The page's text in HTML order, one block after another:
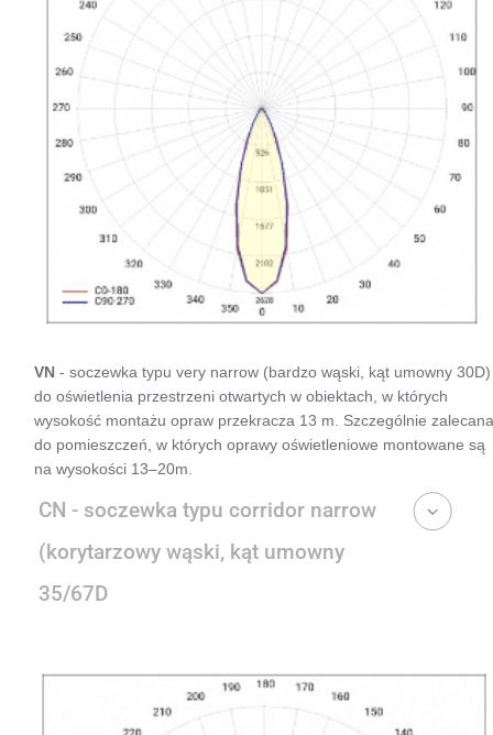
VN - soczewka typu very narrow (bardzo wąski, kąt umowny 30D)
do oświetlenia przestrzeni otwartych w obiektach, w których
wysokość montażu opraw przekracza 13 m. Szczególnie zalecana
do pomieszczeń, w których oprawy oświetleniowe montowane są
na wysokości 13–20m.
CN - soczewka typu corridor narrow
(korytarzowy wąski, kąt umowny
35/67D